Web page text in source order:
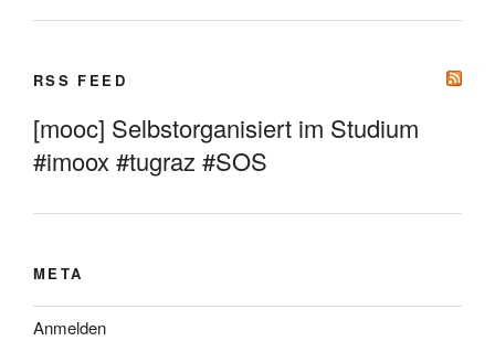
RSS FEED
[mooc] Selbstorganisiert im Studium
#imoox #tugraz #SOS
META
Anmelden